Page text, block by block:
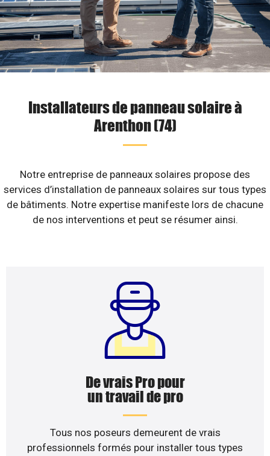
Installateurs de panneau solaire à
Arenthon (74)
Notre entreprise de panneaux solaires propose des
services d’installation de panneaux solaires sur tous types
de bâtiments. Notre expertise manifeste lors de chacune
de nos interventions et peut se résumer ainsi.
De vrais Pro pour
un travail de pro
Tous nos poseurs demeurent de vrais
professionnels formés pour installer tous types